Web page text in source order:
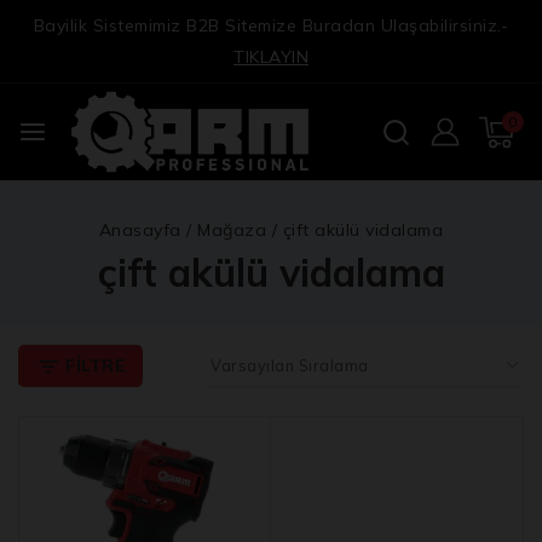
Bayilik Sistemimiz B2B Sitemize Buradan Ulaşabilirsiniz.-
TIKLAYIN
0
Anasayfa / Mağaza / çift akülü vidalama
çift akülü vidalama
FILTRE